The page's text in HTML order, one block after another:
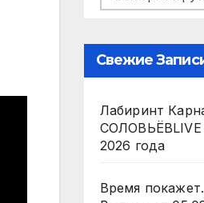
Свежие
Лабиринт
СОЛОВЬЁВLIVE
2026 года
Время